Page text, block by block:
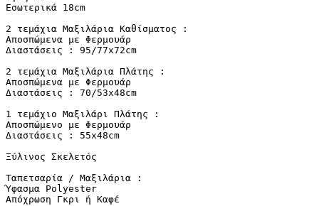
Εσωτερικά 18cm
2 τεμάχια Μαξιλάρια Καθίσματος :
Αποσπώμενα με Φερμουάρ
Διαστάσεις : 95/77x72cm
2 τεμάχια Μαξιλάρια Πλάτης :
Αποσπώμενα με Φερμουάρ
Διαστάσεις : 70/53x48cm
1 τεμάχιο Μαξιλάρι Πλάτης :
Αποσπώμενο με Φερμουάρ
Διαστάσεις : 55x48cm
Ξύλινος Σκελετός
Ταπετσαρία / Μαξιλάρια :
Ύφασμα Polyester
Απόχρωση Γκρι ή Καφέ